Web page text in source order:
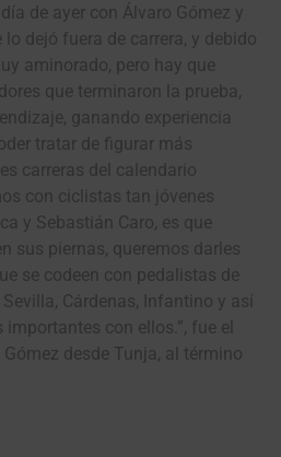
de ayer con Álvaro Gómez y
dejó fuera de carrera, y debido
aminorado, pero hay que
que terminaron la prueba,
ganando experiencia
tratar de figurar más
carreras del calendario
con ciclistas tan jóvenes
y Sebastián Caro, es que
sus piernas, queremos darles
se codeen con pedalistas de
Cárdenas, Infantino y así
con ellos.”, fue el
desde Tunja, al término